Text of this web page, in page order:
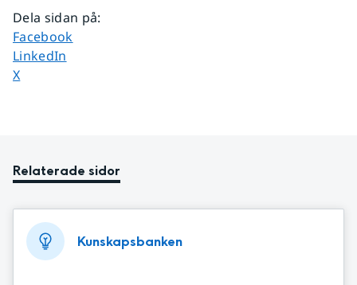
Dela sidan på:
Dela sidan på
Facebook
Dela sidan på
LinkedIn
Dela sidan på
X
Relaterade sidor
Kunskapsbanken